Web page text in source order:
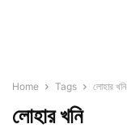
Home Tags লোহার খনি
লোহার খনি